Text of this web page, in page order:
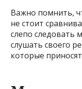
Важно помнить,
не стоит
слепо следовать
слушать своего
которые